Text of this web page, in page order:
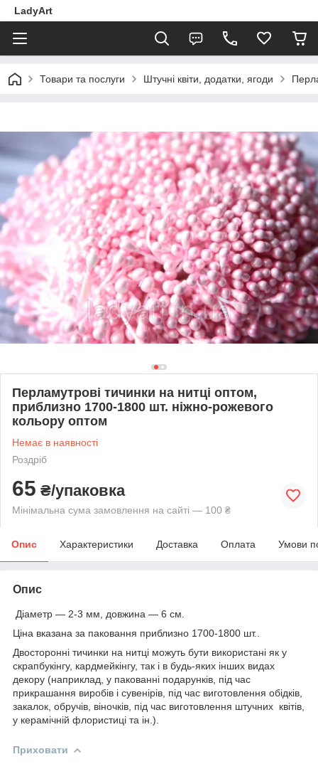
LadyArt
Товари та послуги Штучні квіти, додатки, ягоди
Перламутрові тичинки на нитці оптом,
приблизно 1700-1800 шт. ніжно-рожевого
кольору оптом
Немає в наявності
Роздріб
65 ₴/упаковка
Мінімальна сума замовлення на сайті — 100 ₴
Опис Характеристики Доставка Оплата Умови
Опис
Діаметр — 2-3 мм, довжина — 6 см.
Ціна вказана за паковання приблизно 1700-1800 шт..
Двосторонні тичинки на нитці можуть бути використані як у
скрапбукінгу, кардмейкінгу, так і в будь-яких інших видах
декору (наприклад, у пакованні подарунків, під час
прикрашання виробів і сувенірів, під час виготовлення обідків,
закалок, обручів, віночків, під час виготовлення штучних квітів,
у керамічній флористиці та ін.).
Приховати